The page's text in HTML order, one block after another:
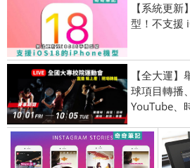
【系統更
型！不支援
【全大運
球項目轉播
YouTube、